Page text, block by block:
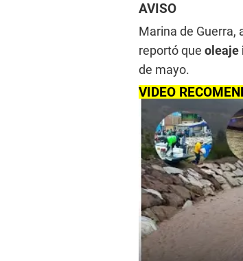
AVISO
Marina de Guerra,
reportó que oleaje
de mayo.
VIDEO